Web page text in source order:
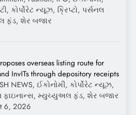
કોર્પોરેટ ન્યૂઝ, ક્રિપ્ટો, પર્સનલ
ફંડ, શેર બજાર
overseas listing route for
InvITs through depository receipts
NEWS, ઈકોનોમી, કોર્પોરેટ ન્યૂઝ,
ફાઇનાન્સ, મ્યુચ્યુઅલ ફંડ, શેર બજાર
6, 2026